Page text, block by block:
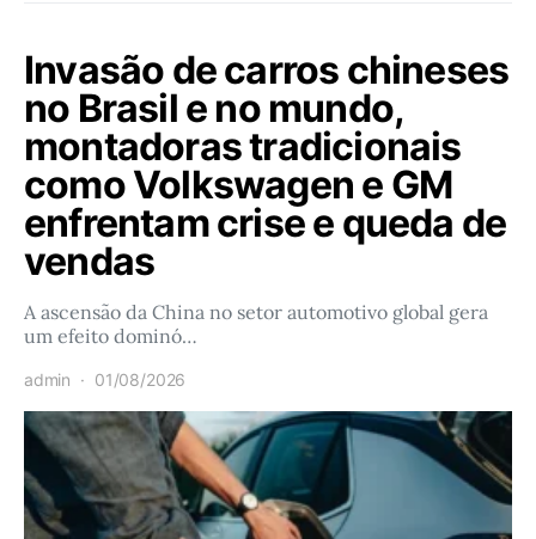
Invasão de carros chineses
no Brasil e no mundo,
montadoras tradicionais
como Volkswagen e GM
enfrentam crise e queda de
vendas
A ascensão da China no setor automotivo global gera
um efeito dominó…
admin 01/08/2026